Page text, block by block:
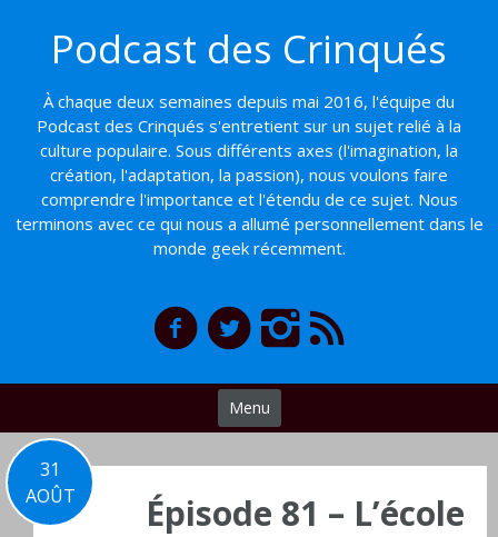
contenu
Podcast des Crinqués
À chaque deux semaines depuis mai 2016, l'équipe du
Podcast des Crinqués s'entretient sur un sujet relié à la
culture populaire. Sous différents axes (l'imagination, la
création, l'adaptation, la passion), nous voulons faire
comprendre l'importance et l'étendu de ce sujet. Nous
terminons avec ce qui nous a allumé personnellement dans le
monde geek récemment.
Menu
31
AOÛT
Épisode 81 – L’école